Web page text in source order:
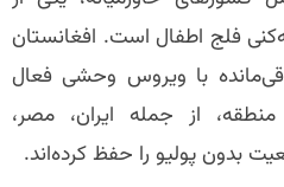
فلج اطفال است. افغانستان
با ویروس وحشی فعال
از جمله ایران، مصر،
بدون پولیو را حفظ کرده‌اند.